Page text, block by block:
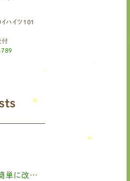
ハイツ101
付
二重アゴと喉のたるみを簡単に改善したいなら